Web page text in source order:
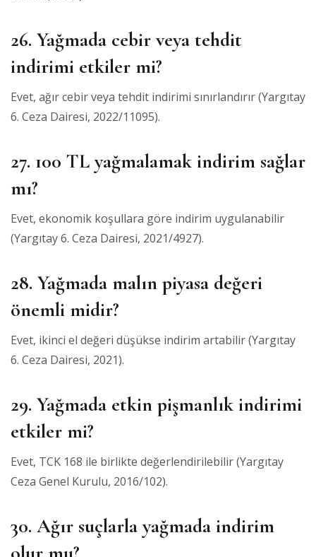
26. Yağmada cebir veya tehdit
indirimi etkiler mi?
Evet, ağır cebir veya tehdit indirimi sınırlandırır (Yargıtay
6. Ceza Dairesi, 2022/11095).
27. 100 TL yağmalamak indirim sağlar
mı?
Evet, ekonomik koşullara göre indirim uygulanabilir
(Yargıtay 6. Ceza Dairesi, 2021/4927).
28. Yağmada malın piyasa değeri
önemli midir?
Evet, ikinci el değeri düşükse indirim artabilir (Yargıtay
6. Ceza Dairesi, 2021).
29. Yağmada etkin pişmanlık indirimi
etkiler mi?
Evet, TCK 168 ile birlikte değerlendirilebilir (Yargıtay
Ceza Genel Kurulu, 2016/102).
30. Ağır suçlarla yağmada indirim